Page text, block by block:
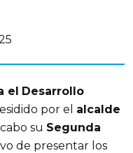
el Desarrollo
por el alcalde
su Segunda
de presentar los